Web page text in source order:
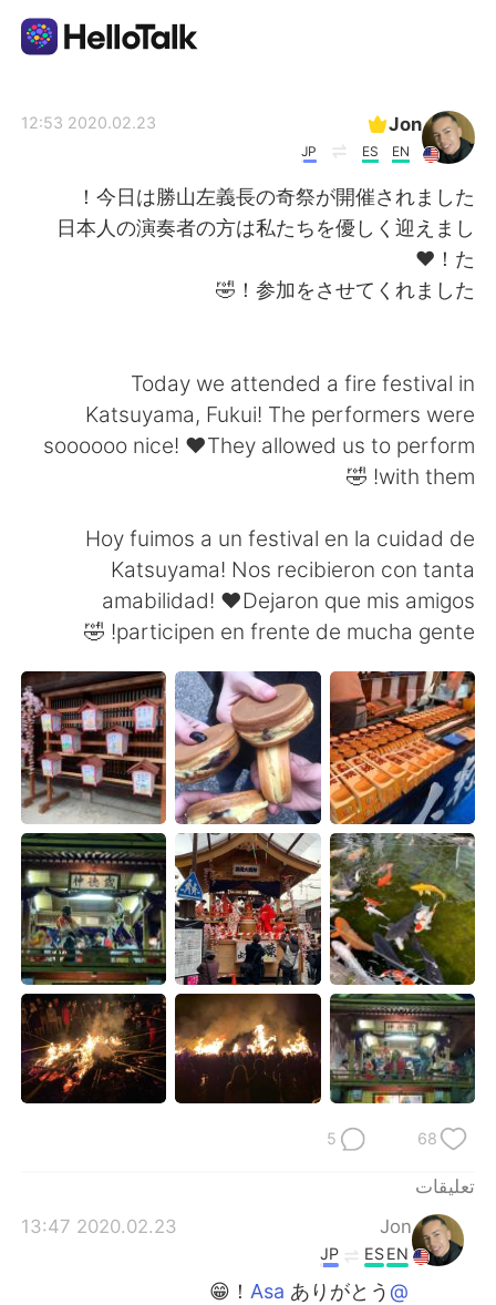
العربية
Español
Français Deutsch
Русский ไทย
Indonesia Italiano
Türkçe Tiếng Việt
Português
Jon
EN
ES
JP
2020.02.23 12:53
今日は勝山左義長の奇祭が開催されました！
日本人の演奏者の方は私たちを優しく迎えまし
た！❤
Today we attended a fire festival in
Katsuyama, Fukui! The performers were
soooooo nice! ❤️They allowed us to perform
with them! 🤣
Hoy fuimos a un festival en la cuidad de
Katsuyama! Nos recibieron con tanta
amabilidad! ❤️Dejaron que mis amigos
participen en frente de mucha gente! 🤣
68
5
تعليقات
Jon
2020.02.23 13:47
EN
ES
JP
@Asa
ありがとう！😁